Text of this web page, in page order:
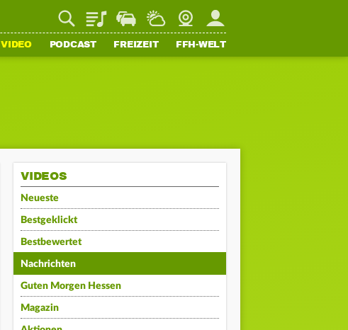
PlaylistStaupilotWetterWebcamMein FFH
VIDEO PODCAST FREIZEIT FFH-WELT
VIDEOS
Neueste
Bestgeklickt
Bestbewertet
Nachrichten
Guten Morgen Hessen
Magazin